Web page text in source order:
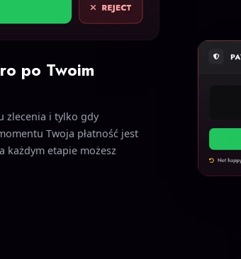
po Twoim
zlecenia i tylko gdy
Twoja płatność jest
każdym etapie możesz